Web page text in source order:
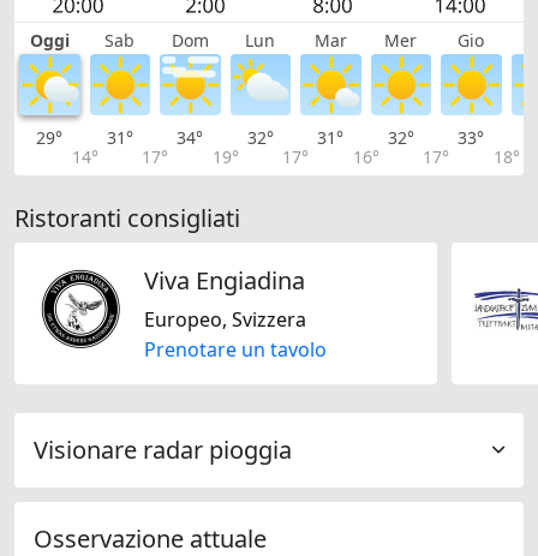
Oggi Sab Dom Lun Mar Mer Gio
29°
14°
31°
17°
34°
19°
32°
17°
31°
16°
32°
17°
33°
18°
Ristoranti consigliati
Viva Engiadina
Europeo, Svizzera
Prenotare un tavolo
Visionare radar pioggia
Osservazione attuale